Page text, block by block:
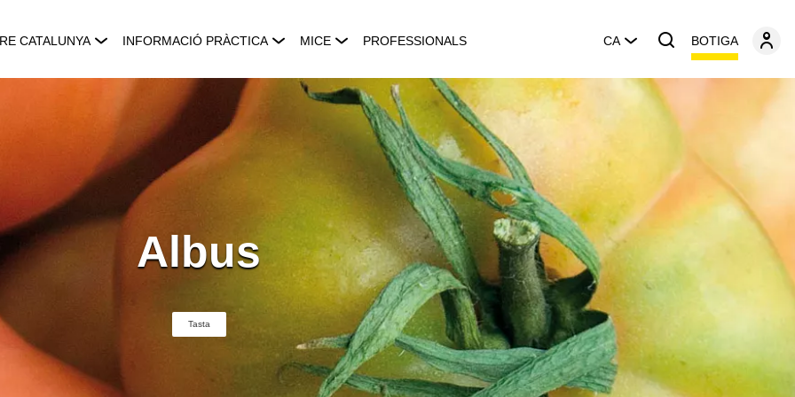
CATALUNYA INFORMACIÓ PRÀCTICA MICE PROFESSIONALS CA BOTIGA
Albus
Tasta